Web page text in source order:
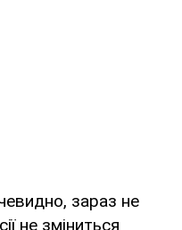
зараз не
не зміниться